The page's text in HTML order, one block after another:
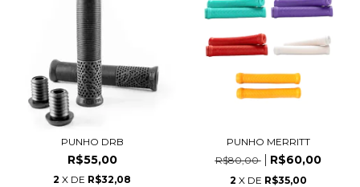
PUNHO DRB
R$55,00
2 X DE R$32,08
PUNHO MERRITT
R$80,00
R$60,00
2 X DE R$35,00